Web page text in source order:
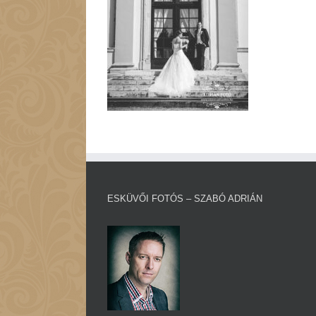
ESKÜVŐI FOTÓS – SZABÓ ADRIÁN